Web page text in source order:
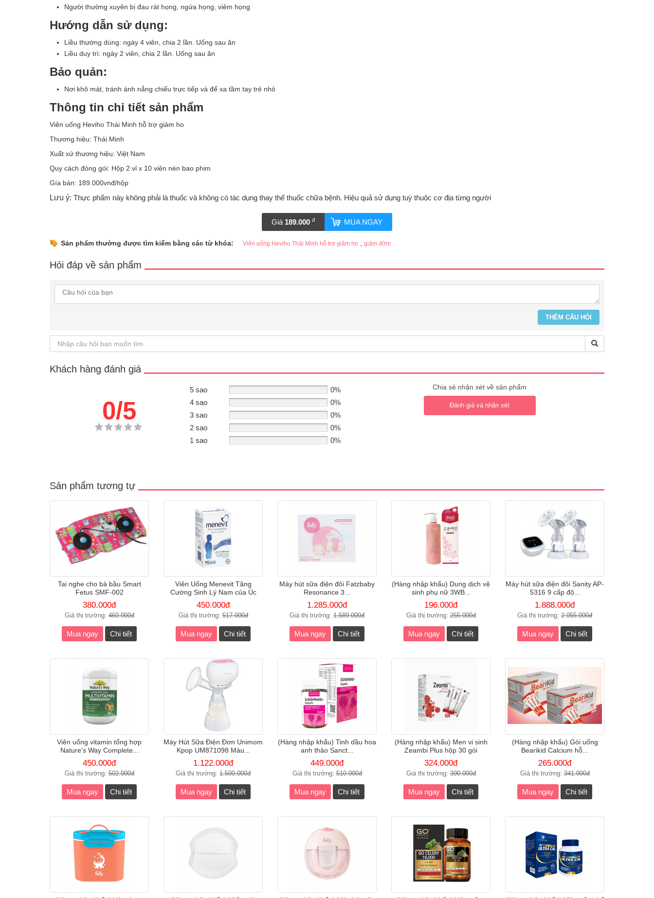
Người thường xuyên bị đau rát họng, ngứa họng, viêm họng
Hướng dẫn sử dụng:
Liều thường dùng: ngày 4 viên, chia 2 lần. Uống sau ăn
Liều duy trì: ngày 2 viên, chia 2 lần. Uống sau ăn
Bảo quản:
Nơi khô mát, tránh ánh nắng chiếu trực tiếp và để xa tầm tay trẻ nhỏ
Thông tin chi tiết sản phẩm
Viên uống Heviho Thái Minh hỗ trợ giảm ho
Thương hiệu: Thái Minh
Xuất xứ thương hiệu: Việt Nam
Quy cách đóng gói: Hộp 2 vỉ x 10 viên nén bao phim
Gía bán: 189.000vnđ/hộp
Lưu ý: Thực phẩm này không phải là thuốc và không có tác dụng thay thế thuốc chữa bệnh. Hiệu quả sử dụng tuỳ thuộc cơ địa từng người
Giá 189.000 đ MUA NGAY
Sản phẩm thường được tìm kiếm bằng các từ khóa: Viên uống Heviho Thái Minh hỗ trợ giảm ho giảm đờm
Hỏi đáp về sản phẩm
Khách hàng đánh giá
0/5
5 sao
0%
4 sao
0%
3 sao
0%
2 sao
0%
1 sao
0%
Chia sẻ nhận xét về sản phẩm
Đánh giá và nhận xét
Sản phẩm tương tự
Tai nghe cho bà bầu Smart
Fetus SMF-002
380.000đ
Giá thị trường:460.000đ
Mua ngay Chi tiết
Viên Uống Menevit Tăng
Cường Sinh Lý Nam của Úc
450.000đ
Giá thị trường:517.000đ
Mua ngay Chi tiết
Máy hút sữa điện đôi Fatzbaby
Resonance 3...
1.285.000đ
Giá thị trường: 1.589.000đ
Mua ngay Chi tiết
(Hàng nhập khẩu) Dung dịch vệ
sinh phụ nữ 3WB...
196.000đ
Giá thị trường:255.000đ
Mua ngay Chi tiết
Máy hút sữa điện đôi Sanity AP-
5316 9 cấp độ...
1.888.000đ
Giá thị trường: 2.055.000đ
Mua ngay Chi tiết
Viên uống vitamin tổng hợp
Nature’s Way Complete...
450.000đ
Giá thị trường:502.000đ
Mua ngay Chi tiết
Máy Hút Sữa Điện Đơn Unimom
Kpop UM871098 Màu...
1.122.000đ
Giá thị trường: 1.500.000đ
Mua ngay Chi tiết
(Hàng nhập khẩu) Tinh dầu hoa
anh thảo Sanct...
449.000đ
Giá thị trường:510.000đ
Mua ngay Chi tiết
(Hàng nhập khẩu) Men vi sinh
Zeambi Plus hộp 30 gói
324.000đ
Giá thị trường:390.000đ
Mua ngay Chi tiết
(Hàng nhập khẩu) Gói uống
Bearikid Calcium hỗ...
265.000đ
Giá thị trường:341.000đ
Mua ngay Chi tiết